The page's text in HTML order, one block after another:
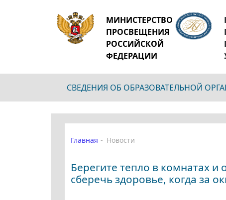
МИНИСТЕРСТВО
ПРОСВЕЩЕНИЯ
РОССИЙСКОЙ
ФЕДЕРАЦИИ
СВЕДЕНИЯ ОБ ОБРАЗОВАТЕЛЬНОЙ
Главная Новости
Берегите тепло в комнатах
сберечь здоровье, когда за